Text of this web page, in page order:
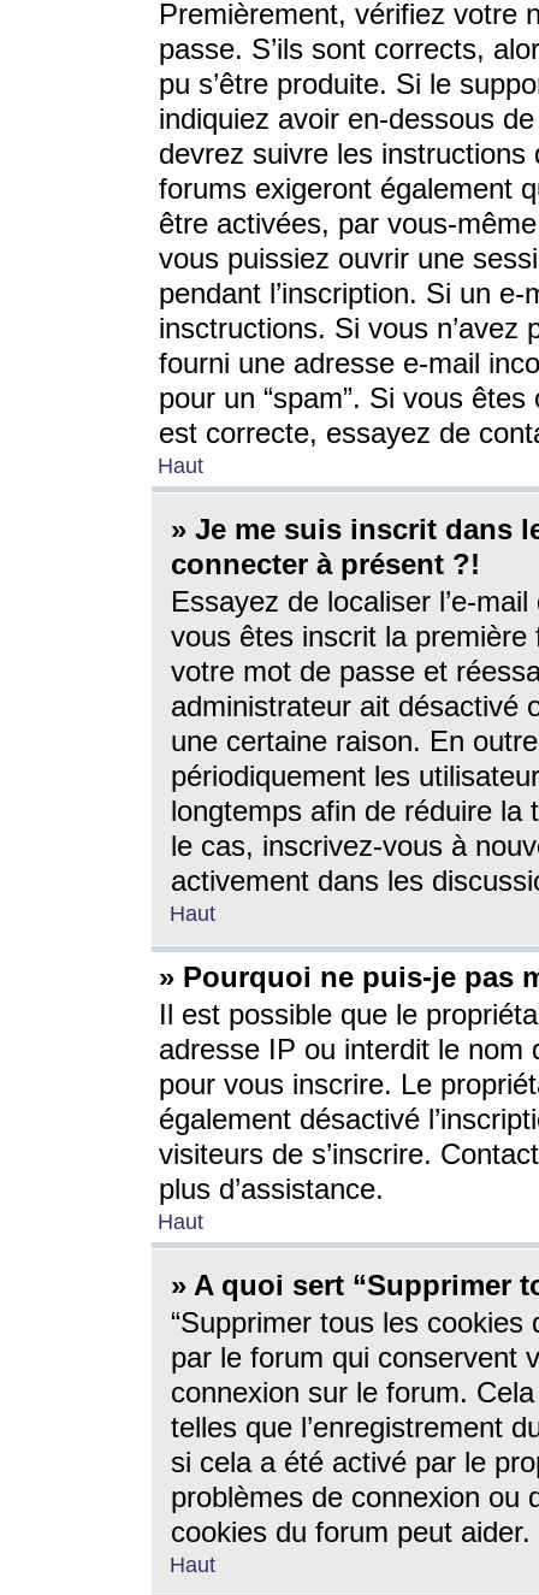
Premièrement, vérifiez votre
passe. S’ils sont corrects,
pu s’être produite. Si le
indiquiez avoir en-dessous
devrez suivre les
forums exigeront également
être activées, par vous-
vous puissiez ouvrir une
pendant l’inscription. Si un
insctructions. Si vous n’avez
fourni une adresse e-mail
pour un “spam”. Si vous
est correcte, essayez de
Haut
» Je me suis inscrit dans
connecter à présent ?!
Essayez de localiser l’e-
vous êtes inscrit la première
votre mot de passe et
administrateur ait désactivé
une certaine raison. En
périodiquement les
longtemps afin de réduire la
le cas, inscrivez-vous à
activement dans les
Haut
» Pourquoi ne puis-je pas
Il est possible que le
adresse IP ou interdit le nom
pour vous inscrire. Le
également désactivé
visiteurs de s’inscrire.
plus d’assistance.
Haut
» A quoi sert “Supprimer
“Supprimer tous les cookies
par le forum qui conservent
connexion sur le forum.
telles que l’enregistrement
si cela a été activé par le
problèmes de connexion ou
cookies du forum peut aider.
Haut